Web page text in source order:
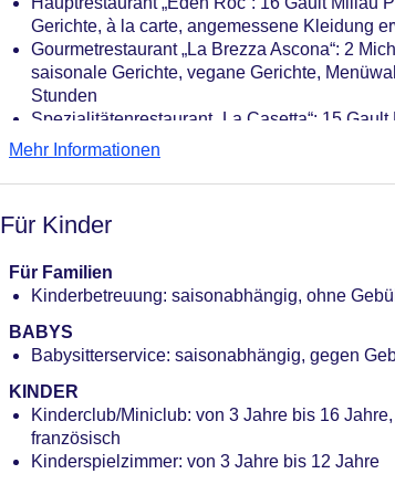
Businesscenter: ohne Gebühr
Tagungseinrichtungen: Konferenzräume: 3,
Coffee Breaks: ca. 20 EUR
Gebäudeanzahl: 3, Etagen: 4, Zimmer: 95
Landeskategorie: 5 Sterne
Gerichte, à la carte, angemessene Kleidung
Gourmetrestaurant „La Brezza Ascona“: 2
saisonale Gerichte, vegane Gerichte,
Stunden
Spezialitätenrestaurant „La Casetta“: 15
carte, mit Terrasse
mit Terrasse
Bars & mehr: 2
Pianobar „Eden Bar“
Mehr Informationen
Für Kinder
Für Familien
Kinderbetreuung: saisonabhängig, ohne
BABYS
Babysitterservice: saisonabhängig, gegen
KINDER
Kinderclub/Miniclub: von 3 Jahre bis 16
französisch
Kinderspielzimmer: von 3 Jahre bis 12 Jahre